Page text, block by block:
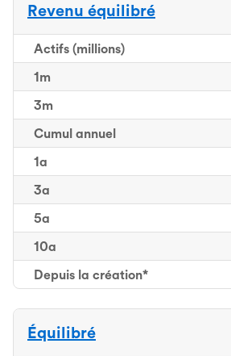
Revenu équilibré
Actifs (millions)
1m
1 mois
3m
3 mois
Cumul annuel
1a
3a
5a
10a
Depuis la création*
Équilibré